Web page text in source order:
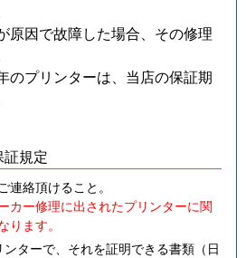
原因で故障した場合、その修理
のプリンターは、当店の保証期
証規定
連絡頂けること。
カー修理に出されたプリンターに関
ります。
ターで、それを証明できる書類（日